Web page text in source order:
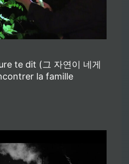
te dit (그 자연이 네게
la famille